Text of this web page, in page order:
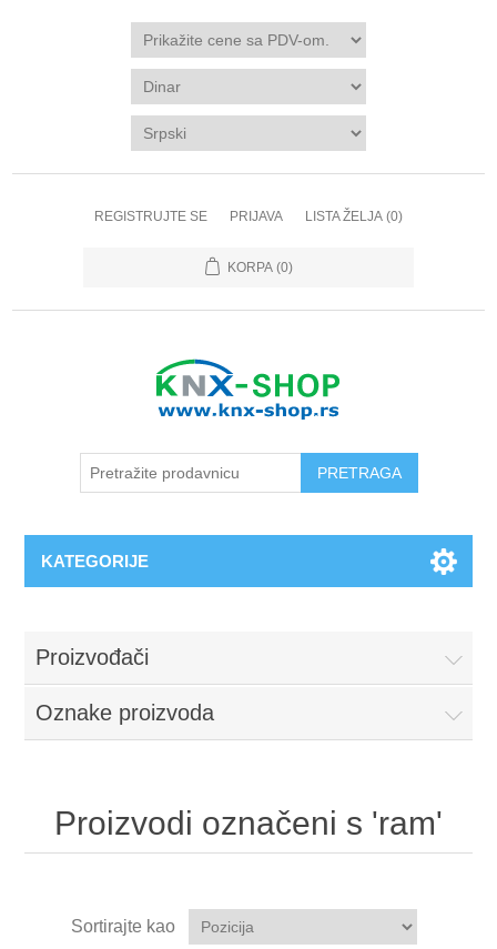
REGISTRUJTE SE PRIJAVA LISTA ŽELJA (0)
KORPA (0)
KATEGORIJE
Proizvođači
Oznake proizvoda
Proizvodi označeni s 'ram'
Sortirajte kao